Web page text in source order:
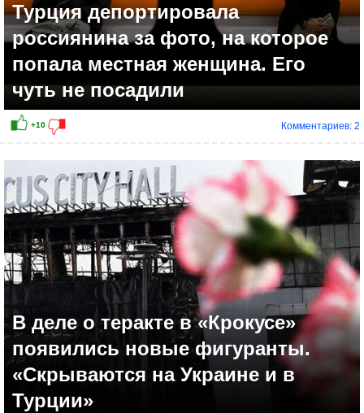
Турция депортировала
россиянина за фото, на которое
попала местная женщина. Его
чуть не посадили
Комментариев: 2
В деле о теракте в «Крокусе»
появились новые фигуранты.
«Скрываются на Украине и в
Турции»